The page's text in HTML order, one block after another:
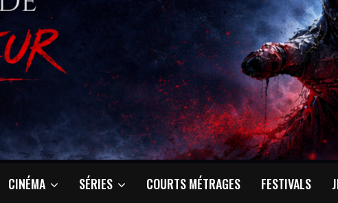
CINÉMA SÉRIES COURTS MÉTRAGES FESTIVALS